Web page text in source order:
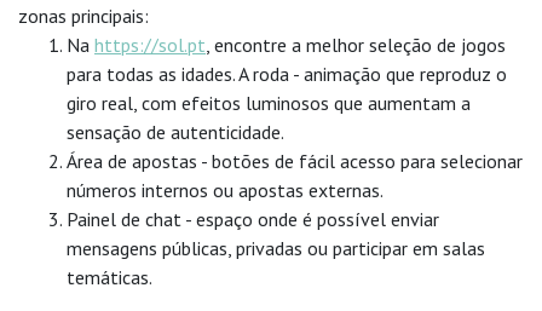
zonas principais:
Na https://sol.pt , encontre a melhor seleção de jogos
para todas as idades. A roda - animação que reproduz o
giro real, com efeitos luminosos que aumentam a
sensação de autenticidade.
Área de apostas - botões de fácil acesso para selecionar
números internos ou apostas externas.
Painel de chat - espaço onde é possível enviar
mensagens públicas, privadas ou participar em salas
temáticas.